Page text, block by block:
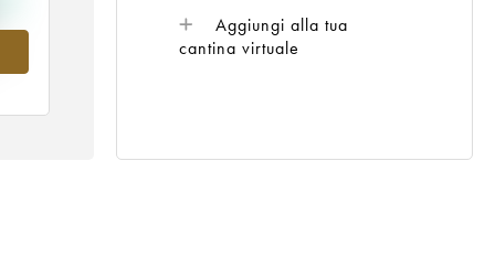
Aggiungi alla tua
cantina virtuale